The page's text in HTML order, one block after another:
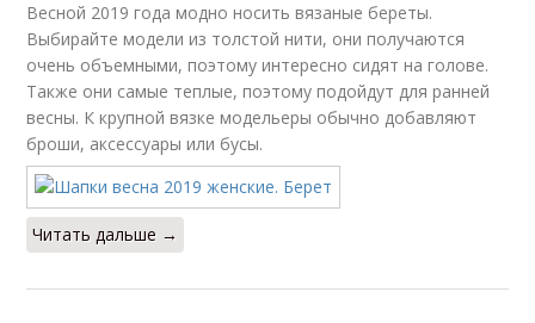
Весной 2019 года модно носить вязаные береты.
Выбирайте модели из толстой нити, они получаются
очень объемными, поэтому интересно сидят на голове.
Также они самые теплые, поэтому подойдут для ранней
весны. К крупной вязке модельеры обычно добавляют
броши, аксессуары или бусы.
Читать дальше →